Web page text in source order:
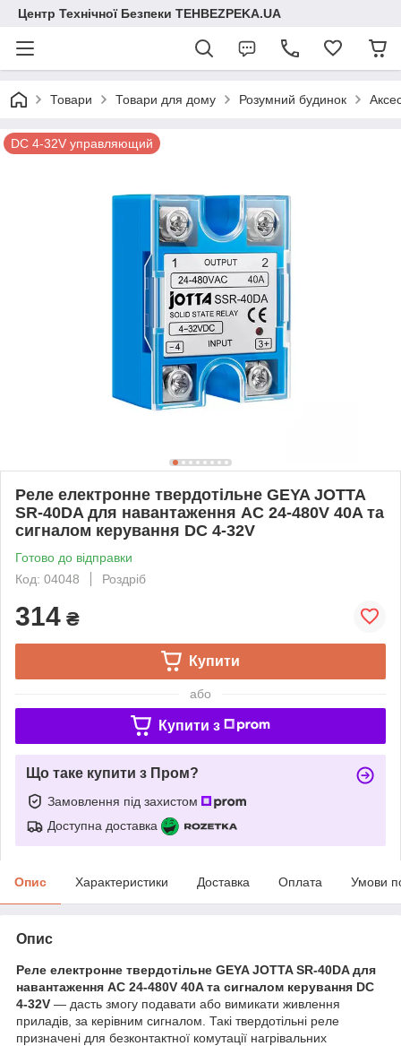
Центр Технічної Безпеки TEHBEZPEKA.UA
Товари Товари для дому Розумний будинок
DC 4-32V управляющий
Реле електронне твердотільне GEYA JOTTA
SR-40DA для навантаження AC 24-480V 40A та
сигналом керування DC 4-32V
Готово до відправки
Код: 04048
Роздріб
314 ₴
Купити
або
Купити з
Що таке купити з Пром?
Замовлення під захистом
Доступна доставка
Опис Характеристики Доставка Оплата Умови
Опис
Реле електронне твердотільне GEYA JOTTA SR-40DA для
навантаження AC 24-480V 40A та сигналом керування DC
4-32V — дасть змогу подавати або вимикати живлення
приладів, за керівним сигналом. Такі твердотільні реле
призначені для безконтактної комутації нагрівальних